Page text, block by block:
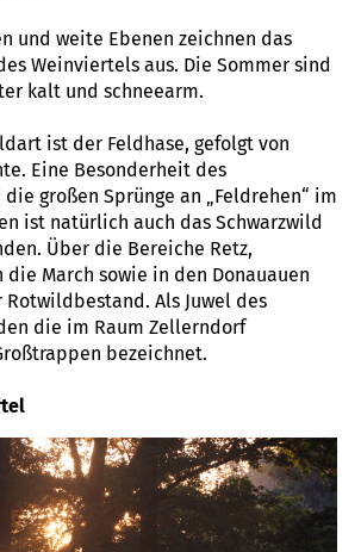
und weite Ebenen zeichnen das
Weinviertels aus. Die Sommer sind
kalt und schneearm.
ist der Feldhase, gefolgt von
Eine Besonderheit des
großen Sprünge an „Feldrehen“ im
ist natürlich auch das Schwarzwild
Über die Bereiche Retz,
die March sowie in den Donauauen
Als Juwel des
die im Raum Zellerndorf
bezeichnet.